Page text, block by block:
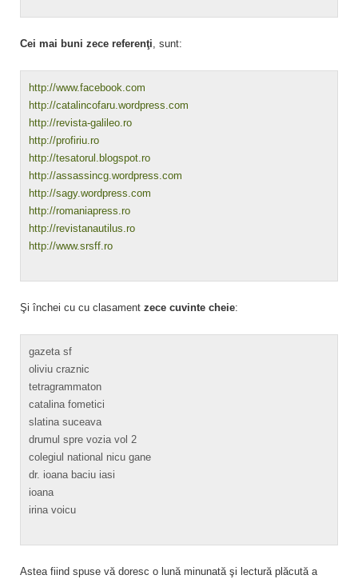
Cei mai buni zece referenţi , sunt:
http://www.facebook.com
http://catalincofaru.wordpress.com
http://revista-galileo.ro
http://profiriu.ro
http://tesatorul.blogspot.ro
http://assassincg.wordpress.com
http://sagy.wordpress.com
http://romaniapress.ro
http://revistanautilus.ro
http://www.srsff.ro
Şi închei cu cu clasament zece cuvinte cheie:
gazeta sf
oliviu craznic
tetragrammaton
catalina fometici
slatina suceava
drumul spre vozia vol 2
colegiul national nicu gane
dr. ioana baciu iasi
ioana
irina voicu
Astea fiind spuse vă doresc o lună minunată şi lectură plăcută a